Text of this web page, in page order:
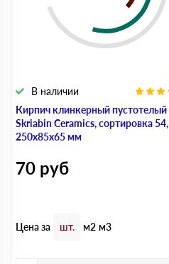
Кирпич клинкерный пустотелый
Skriabin Ceramics, сортировка 54,
250х85х65 мм
В наличии
70 руб
Цена за шт. м2 м3